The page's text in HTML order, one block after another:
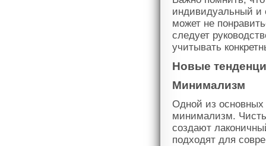
индивидуальный и
может не
следует
учитывать
Новые
Минимализм
Одной из
минимализм.
создают
подходят для